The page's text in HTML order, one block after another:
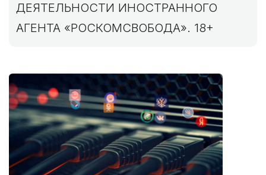
ДЕЯТЕЛЬНОСТИ ИНОСТРАННОГО
АГЕНТА «РОСКОМСВОБОДА». 18+